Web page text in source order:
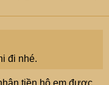
đi nhé.
tiền hộ em được